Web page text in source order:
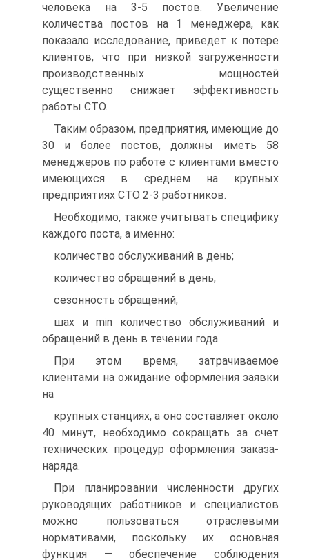
человека на 3-5 постов. Увеличение
количества постов на 1 менеджера, как
показало исследование, приведет к потере
клиентов, что при низкой загруженности
производственных мощностей
существенно снижает эффективность
работы СТО.
Таким образом, предприятия, имеющие до
30 и более постов, должны иметь 58
менеджеров по работе с клиентами вместо
имеющихся в среднем на крупных
предприятиях СТО 2-3 работников.
Необходимо, также учитывать специфику
каждого поста, а именно:
количество обслуживаний в день;
количество обращений в день;
сезонность обращений;
шах и min количество обслуживаний и
обращений в день в течении года.
При этом время, затрачиваемое
клиентами на ожидание оформления заявки
на
крупных станциях, а оно составляет около
40 минут, необходимо сокращать за счет
технических процедур оформления заказа-
наряда.
При планировании численности других
руководящих работников и специалистов
можно пользоваться отраслевыми
нормативами, поскольку их основная
функция — обеспечение соблюдения